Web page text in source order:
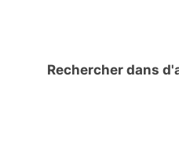
Rechercher dans